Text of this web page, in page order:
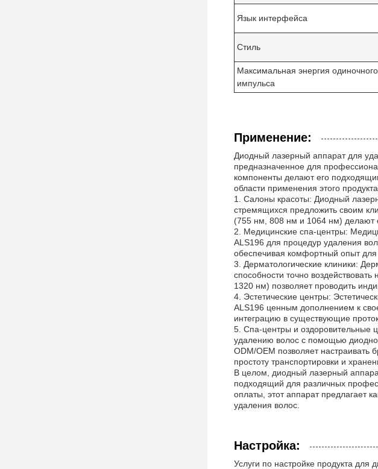
Язык интерфейса
Стиль
Максимальная энергия одиночного
импульса
Применение:
Диодный лазерный аппарат для
предназначенное для
компоненты делают его
области применения этого
1. Салоны красоты: Диодный
стремящихся предложить своим
(755 нм, 808 нм и 1064 нм) делают
2. Медицинские спа-центры:
ALS196 для процедур удаления
обеспечивая комфортный опыт для
3. Дерматологические клиники:
способности точно
1320 нм) позволяет проводить
4. Эстетические центры:
ALS196 ценным дополнением к
интеграцию в существующие
5. Спа-центры и оздоровительные
удалению волос с помощью
ODM/OEM позволяет настраивать
простоту транспортировки и
В целом, диодный лазерный
подходящий для различных
оплаты, этот аппарат предлагает
удаления волос.
Настройка:
Услуги по настройке продукта для